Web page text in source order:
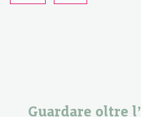
Guardare oltre